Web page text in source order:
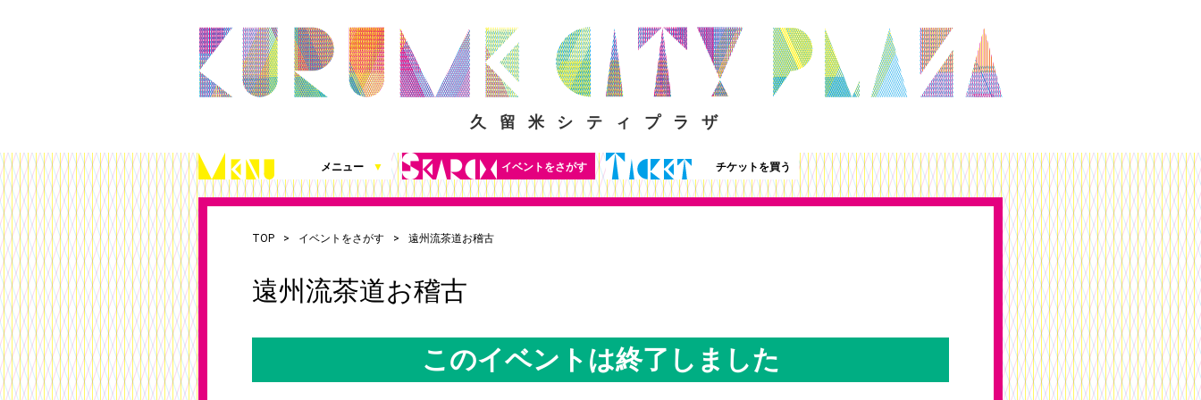
久留米シティプラザ
メニュー ▼
久留米シティプラザとは
施設案内（360度パノラマビュー）
アクセス
施設を借りる
（図面、資料、書類ダウンロード）
施設写真使用・撮影の届出
チケット発売情報
これまでの取組
シティプラザ応援プロジェクト
お知らせ
イベントをさがす チケットを買う
TOP イベントをさがす 遠州流茶道お稽古
遠州流茶道お稽古
このイベントは終了しました